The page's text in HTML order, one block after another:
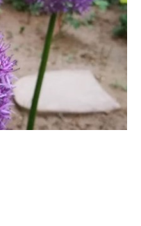
栽种到土壤中。种植后往花